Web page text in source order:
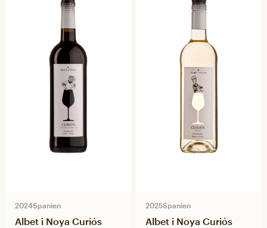
2024Spanien
Albet i Noya Curiós
2025Spanien
Albet i Noya Curiós